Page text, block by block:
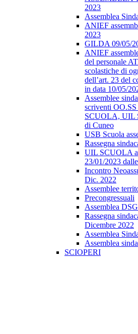
2023
Assemblea
ANIEF
2023
GILDA 09/05/
ANIEF
del personale
scolastiche di
dell’art. 23 del
in data 10/05/
Assemblee
scriventi
SCUOLA, UIL
di Cuneo
USB Scuola
Rassegna
UIL SCUOLA
23/01/2023
Incontro
Dic. 2022
Assemblee
Precongressuali
Assemblea
Rassegna
Dicembre 2022
Assemblea
Assemblea
SCIOPERI